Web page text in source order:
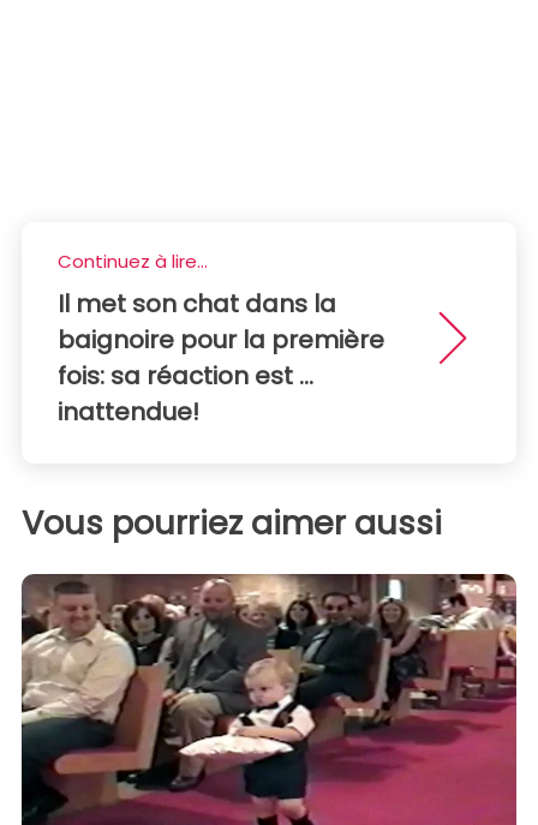
Continuez à lire...
Il met son chat dans la
baignoire pour la première
fois: sa réaction est ...
inattendue!
Vous pourriez aimer aussi